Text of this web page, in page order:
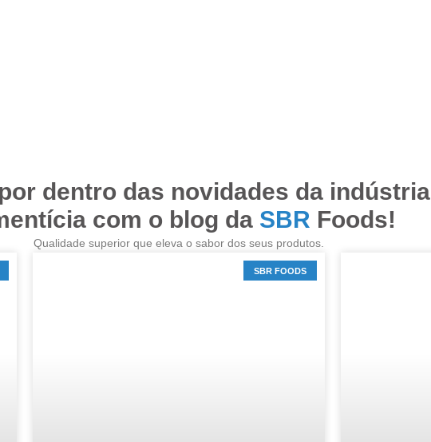
dentro das novidades da indústria
com o blog da SBR Foods!
Qualidade superior que eleva o sabor dos seus produtos.
SBR FOODS